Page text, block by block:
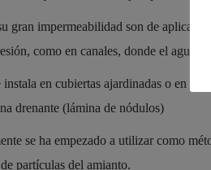
gran impermeabilidad son de
como en canales, donde el agua
instala en cubiertas ajardinadas o en
drenante (lámina de nódulos)
se ha empezado a utilizar como
partículas del amianto.